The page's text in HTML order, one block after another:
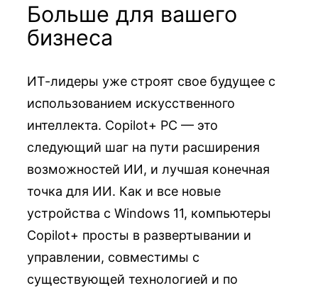
Больше для вашего
бизнеса
ИТ-лидеры уже строят свое будущее с
использованием искусственного
интеллекта. Copilot+ PC — это
следующий шаг на пути расширения
возможностей ИИ, и лучшая конечная
точка для ИИ. Как и все новые
устройства с Windows 11, компьютеры
Copilot+ просты в развертывании и
управлении, совместимы с
существующей технологией и по